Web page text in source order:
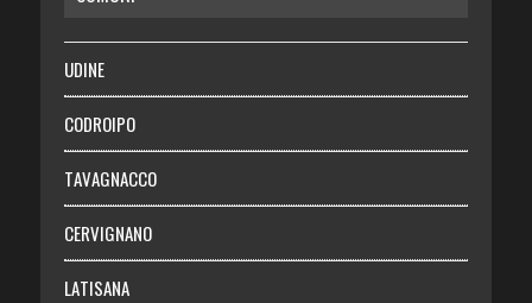
SALUTE
Necrologie
Chi siamo
Abbonati
Login
UDINE
CODROIPO
TAVAGNACCO
CERVIGNANO
LATISANA